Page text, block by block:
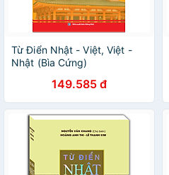
Từ Điển Nhật - Việt, Việt -
Nhật (Bìa Cứng)
149.585 đ